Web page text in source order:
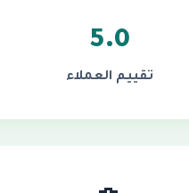
5.0
تقييم العملاء